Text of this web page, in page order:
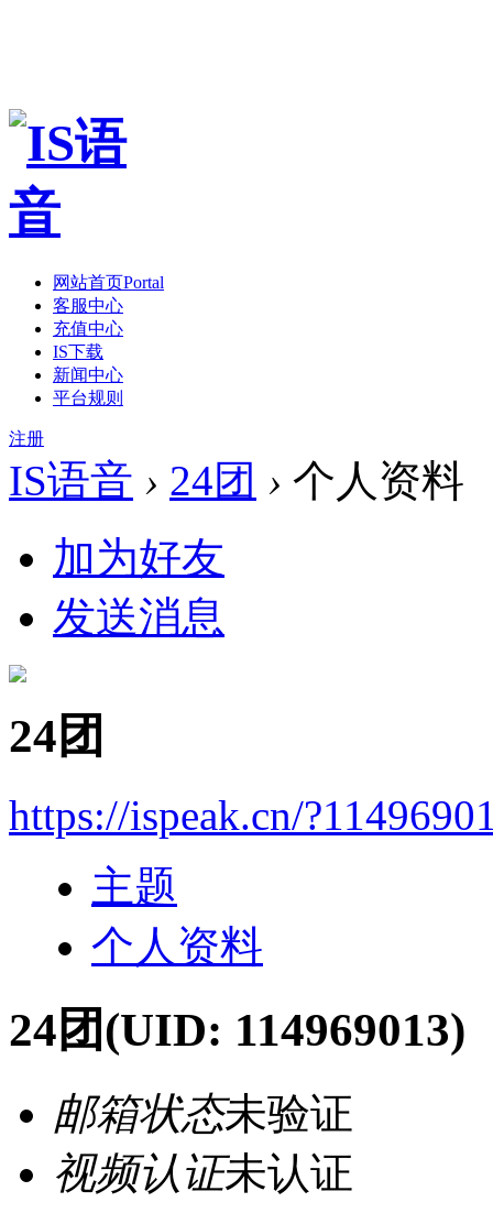
网站首页Portal
客服中心
充值中心
IS下载
新闻中心
平台规则
注册
IS语音 › 24团 › 个人资料
加为好友
发送消息
24团
https://ispeak.cn/
主题
个人资料
24团(UID: 114969013)
邮箱状态未验证
视频认证未认证